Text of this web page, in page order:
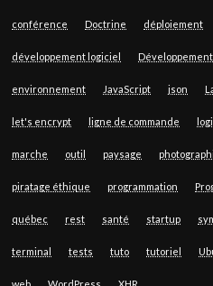
conférence Doctrine déploiement
développement logiciel
environnement JavaScript json
let's encrypt ligne de commande
marche outil paysage
piratage éthique programmation
québec rest santé startup
terminal tests tuto tutoriel